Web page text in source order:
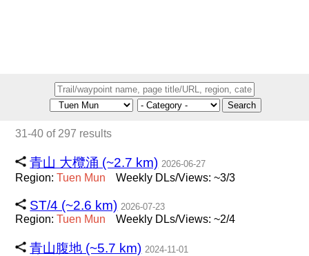
Search
31-40 of 297 results
青山 大欖涌 (~2.7 km) 2026-06-27
Region:Tuen Mun Weekly DLs/Views: ~3/3
ST/4 (~2.6 km) 2026-07-23
Region:Tuen Mun Weekly DLs/Views: ~2/4
青山腹地 (~5.7 km) 2024-11-01